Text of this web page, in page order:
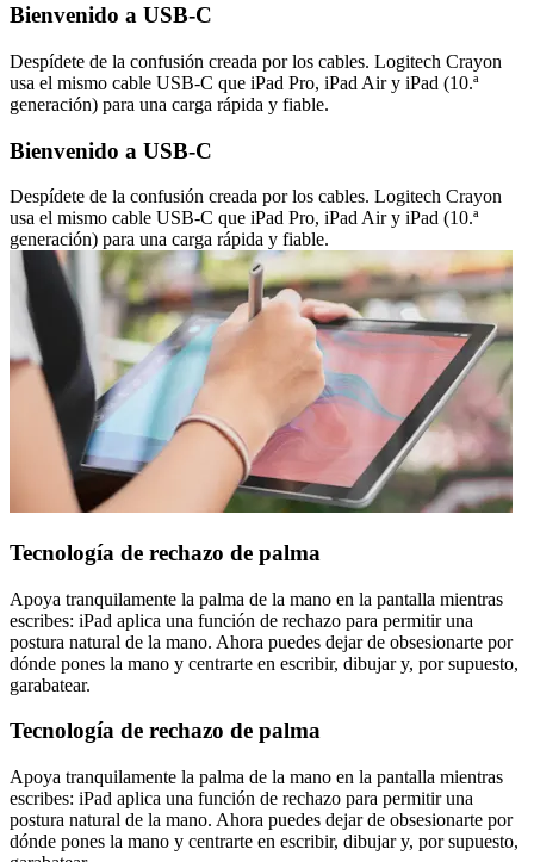
Bienvenido a USB-C
Despídete de la confusión creada por los cables. Logitech Crayon
usa el mismo cable USB-C que iPad Pro, iPad Air y iPad (10.ª
generación) para una carga rápida y fiable.
Bienvenido a USB-C
Despídete de la confusión creada por los cables. Logitech Crayon
usa el mismo cable USB-C que iPad Pro, iPad Air y iPad (10.ª
generación) para una carga rápida y fiable.
Tecnología de rechazo de palma
Apoya tranquilamente la palma de la mano en la pantalla mientras
escribes: iPad aplica una función de rechazo para permitir una
postura natural de la mano. Ahora puedes dejar de obsesionarte por
dónde pones la mano y centrarte en escribir, dibujar y, por supuesto,
garabatear.
Tecnología de rechazo de palma
Apoya tranquilamente la palma de la mano en la pantalla mientras
escribes: iPad aplica una función de rechazo para permitir una
postura natural de la mano. Ahora puedes dejar de obsesionarte por
dónde pones la mano y centrarte en escribir, dibujar y, por supuesto,